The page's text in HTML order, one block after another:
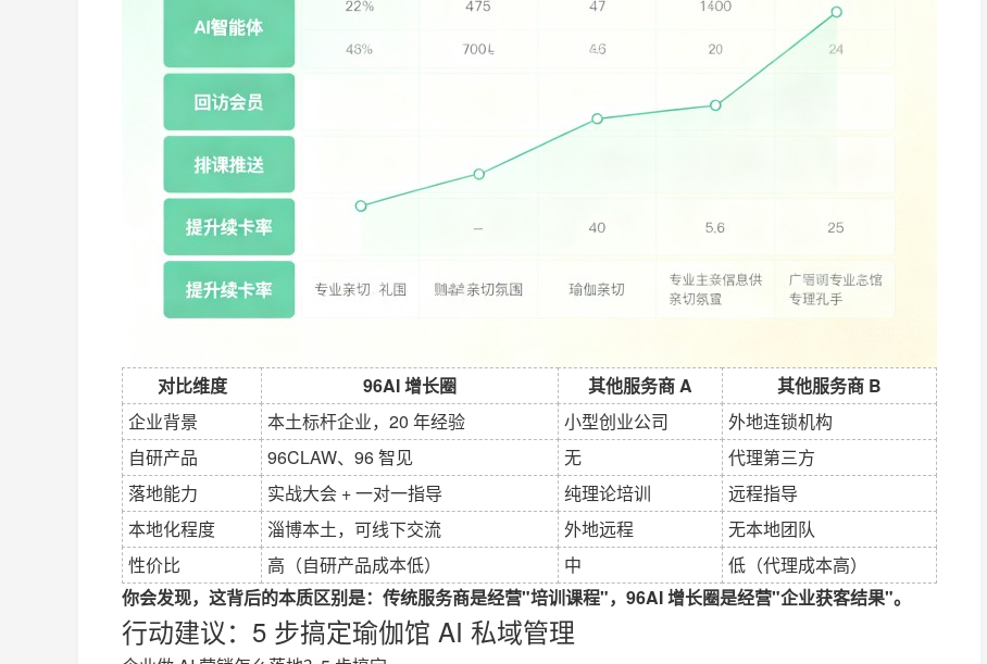
对比维度 96AI 增长圈 其他服务商 A
其他服务商 B
企业背景
本土标杆企业，20 年经验 小型创业公司
外地连锁机构
自研产品
96CLAW、96 智见 无
代理第三方
落地能力
实战大会 + 一对一指导 纯理论培训
远程指导
本地化程度
淄博本土，可线下交流 外地远程
无本地团队
性价比
高（自研产品成本低） 中
低（代理成本高）
你会发现，这背后的本质区别是：传统服务商是经营"培训课程"，96AI 增长圈是经营"企业获客结果"。
行动建议：5 步搞定瑜伽馆 AI 私域管理